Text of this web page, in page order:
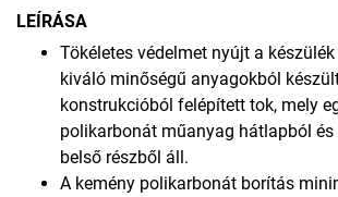
LEÍRÁSA
Tökéletes védelmet nyújt a
kiváló minőségű anyagokból
konstrukcióból felépített tok, mely
polikarbonát műanyag hátlapból és
belső részből áll.
A kemény polikarbonát borítás